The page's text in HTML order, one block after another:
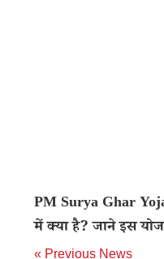
PM Surya Ghar
में क्या है? जाने इस
« Previous News